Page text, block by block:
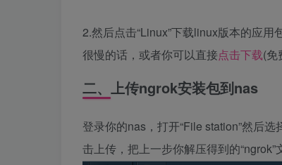
2.然后点击“Linux”下载linux版本的应用
很慢的话，或者你可以直接点击下载(免
二、上传ngrok安装包到nas
登录你的nas，打开“File station”然后
击上传，把上一步你解压得到的“ngrok”